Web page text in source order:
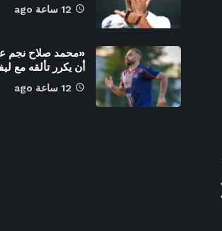
12 ساعة ago
«محمد صلاح نجم
أن يكرر تألقه مع
12 ساعة ago